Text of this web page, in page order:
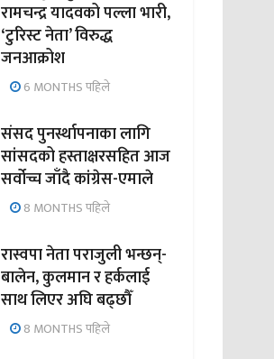
रामचन्द्र यादवको पल्ला भारी,
‘टुरिस्ट नेता’ विरुद्ध
जनआक्रोश
6 MONTHS पहिले
संसद पुनर्स्थापनाका लागि
सांसदको हस्ताक्षरसहित आज
सर्वोच्च जाँदै कांग्रेस-एमाले
8 MONTHS पहिले
रास्वपा नेता पराजुली भन्छन्-
बालेन, कुलमान र हर्कलाई
साथ लिएर अघि बढ्छौँ
8 MONTHS पहिले